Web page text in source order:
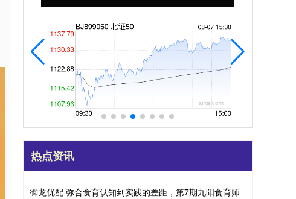
热点资讯
御龙优配 弥合食育认知到实践的差距，第7期九阳食育师